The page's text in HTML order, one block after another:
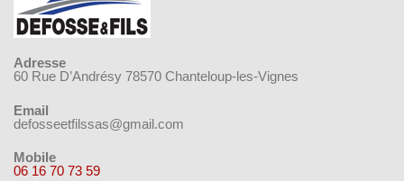
Adresse
60 Rue D’Andrésy 78570 Chanteloup-les-Vignes
Email
defosseetfilssas@gmail.com
Mobile
06 16 70 73 59